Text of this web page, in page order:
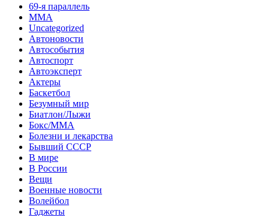
69-я параллель
MMA
Uncategorized
Автоновости
Автособытия
Автоспорт
Автоэксперт
Актеры
Баскетбол
Безумный мир
Биатлон/Лыжи
Бокс/MMA
Болезни и лекарства
Бывший СССР
В мире
В России
Вещи
Военные новости
Волейбол
Гаджеты